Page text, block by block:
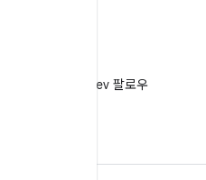
X에서 @AndroidDev 팔로우